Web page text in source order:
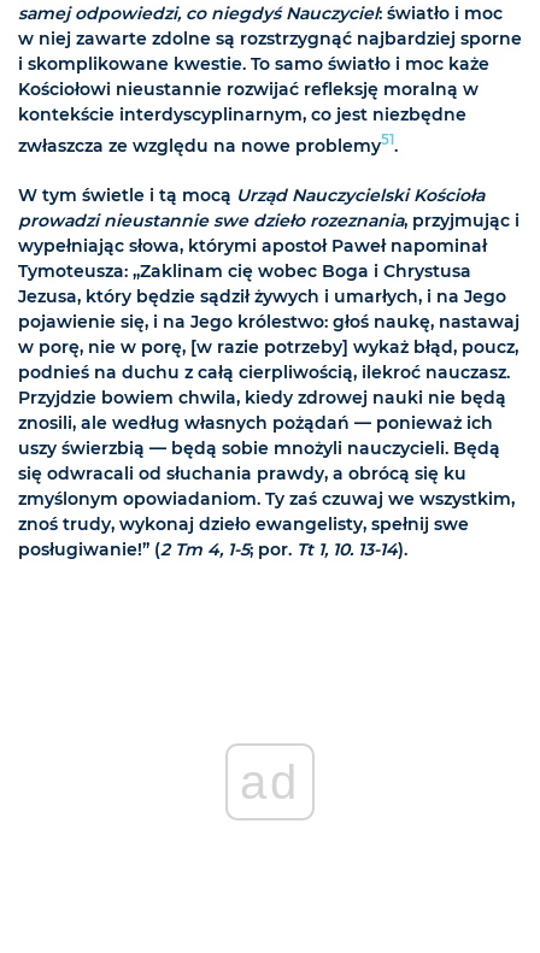
samej odpowiedzi, co niegdyś Nauczyciel: światło i moc
w niej zawarte zdolne są rozstrzygnąć najbardziej sporne
i skomplikowane kwestie. To samo światło i moc każe
Kościołowi nieustannie rozwijać refleksję moralną w
kontekście interdyscyplinarnym, co jest niezbędne
zwłaszcza ze względu na nowe problemy51.
W tym świetle i tą mocą Urząd Nauczycielski Kościoła
prowadzi nieustannie swe dzieło rozeznania, przyjmując i
wypełniając słowa, którymi apostoł Paweł napominał
Tymoteusza: „Zaklinam cię wobec Boga i Chrystusa
Jezusa, który będzie sądził żywych i umarłych, i na Jego
pojawienie się, i na Jego królestwo: głoś naukę, nastawaj
w porę, nie w porę, [w razie potrzeby] wykaż błąd, poucz,
podnieś na duchu z całą cierpliwością, ilekroć nauczasz.
Przyjdzie bowiem chwila, kiedy zdrowej nauki nie będą
znosili, ale według własnych pożądań — ponieważ ich
uszy świerzbią — będą sobie mnożyli nauczycieli. Będą
się odwracali od słuchania prawdy, a obrócą się ku
zmyślonym opowiadaniom. Ty zaś czuwaj we wszystkim,
znoś trudy, wykonaj dzieło ewangelisty, spełnij swe
posługiwanie!” (2 Tm 4, 1-5; por. Tt 1, 10. 13-14).
ad